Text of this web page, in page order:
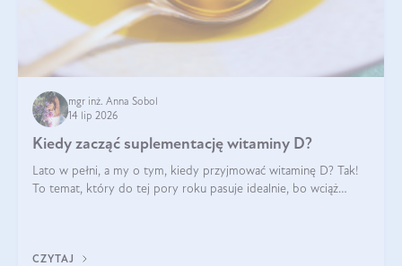
mgr inż. Anna Sobol
14 lip 2026
Kiedy zacząć suplementację witaminy D?
Lato w pełni, a my o tym, kiedy przyjmować witaminę D? Tak!
To temat, który do tej pory roku pasuje idealnie, bo wciąż
CZYTAJ